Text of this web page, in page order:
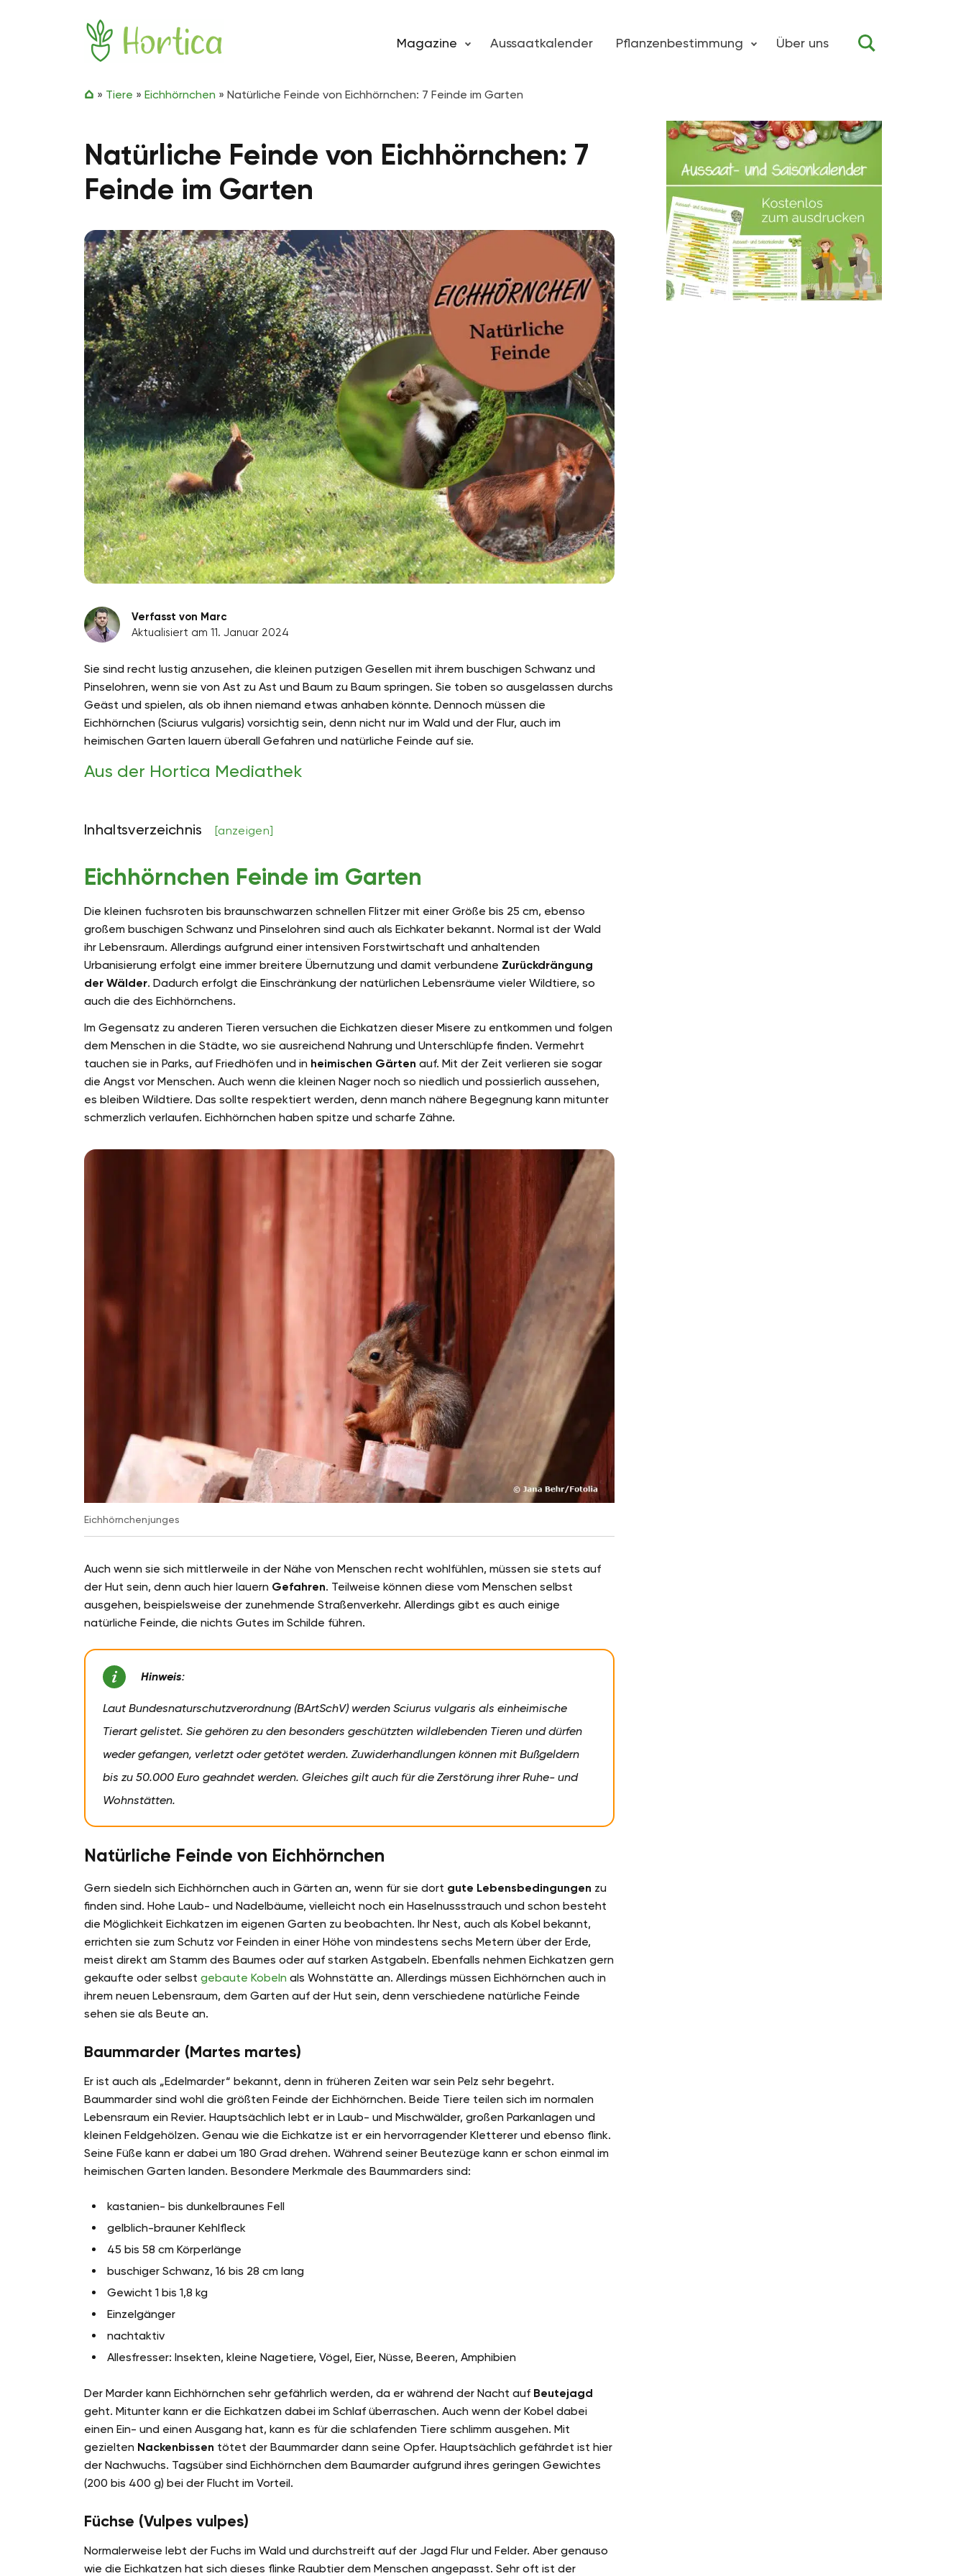
Magazine Aussaatkalender Pflanzenbestimmung Über uns
» Tiere » Eichhörnchen » Natürliche Feinde von Eichhörnchen: 7 Feinde im Garten
Natürliche Feinde von Eichhörnchen: 7
Feinde im Garten
Verfasst von Marc
Aktualisiert am 11. Januar 2024
Sie sind recht lustig anzusehen, die kleinen putzigen Gesellen mit ihrem buschigen Schwanz und
Pinselohren, wenn sie von Ast zu Ast und Baum zu Baum springen. Sie toben so ausgelassen durchs
Geäst und spielen, als ob ihnen niemand etwas anhaben könnte. Dennoch müssen die
Eichhörnchen (Sciurus vulgaris) vorsichtig sein, denn nicht nur im Wald und der Flur, auch im
heimischen Garten lauern überall Gefahren und natürliche Feinde auf sie.
Aus der Hortica Mediathek
Inhaltsverzeichnis [anzeigen]
Eichhörnchen Feinde im Garten
Die kleinen fuchsroten bis braunschwarzen schnellen Flitzer mit einer Größe bis 25 cm, ebenso
großem buschigen Schwanz und Pinselohren sind auch als Eichkater bekannt. Normal ist der Wald
ihr Lebensraum. Allerdings aufgrund einer intensiven Forstwirtschaft und anhaltenden
Urbanisierung erfolgt eine immer breitere Übernutzung und damit verbundene Zurückdrängung
der Wälder. Dadurch erfolgt die Einschränkung der natürlichen Lebensräume vieler Wildtiere, so
auch die des Eichhörnchens.
Im Gegensatz zu anderen Tieren versuchen die Eichkatzen dieser Misere zu entkommen und folgen
dem Menschen in die Städte, wo sie ausreichend Nahrung und Unterschlüpfe finden. Vermehrt
tauchen sie in Parks, auf Friedhöfen und in heimischen Gärten auf. Mit der Zeit verlieren sie sogar
die Angst vor Menschen. Auch wenn die kleinen Nager noch so niedlich und possierlich aussehen,
es bleiben Wildtiere. Das sollte respektiert werden, denn manch nähere Begegnung kann mitunter
schmerzlich verlaufen. Eichhörnchen haben spitze und scharfe Zähne.
Eichhörnchenjunges
Auch wenn sie sich mittlerweile in der Nähe von Menschen recht wohlfühlen, müssen sie stets auf
der Hut sein, denn auch hier lauern Gefahren. Teilweise können diese vom Menschen selbst
ausgehen, beispielsweise der zunehmende Straßenverkehr. Allerdings gibt es auch einige
natürliche Feinde, die nichts Gutes im Schilde führen.
Hinweis:
Laut Bundesnaturschutzverordnung (BArtSchV) werden Sciurus vulgaris als einheimische
Tierart gelistet. Sie gehören zu den besonders geschützten wildlebenden Tieren und dürfen
weder gefangen, verletzt oder getötet werden. Zuwiderhandlungen können mit Bußgeldern
bis zu 50.000 Euro geahndet werden. Gleiches gilt auch für die Zerstörung ihrer Ruhe- und
Wohnstätten.
Natürliche Feinde von Eichhörnchen
Gern siedeln sich Eichhörnchen auch in Gärten an, wenn für sie dort gute Lebensbedingungen zu
finden sind. Hohe Laub- und Nadelbäume, vielleicht noch ein Haselnussstrauch und schon besteht
die Möglichkeit Eichkatzen im eigenen Garten zu beobachten. Ihr Nest, auch als Kobel bekannt,
errichten sie zum Schutz vor Feinden in einer Höhe von mindestens sechs Metern über der Erde,
meist direkt am Stamm des Baumes oder auf starken Astgabeln. Ebenfalls nehmen Eichkatzen gern
gekaufte oder selbst gebaute Kobeln als Wohnstätte an. Allerdings müssen Eichhörnchen auch in
ihrem neuen Lebensraum, dem Garten auf der Hut sein, denn verschiedene natürliche Feinde
sehen sie als Beute an.
Baummarder (Martes martes)
Er ist auch als „Edelmarder“ bekannt, denn in früheren Zeiten war sein Pelz sehr begehrt.
Baummarder sind wohl die größten Feinde der Eichhörnchen. Beide Tiere teilen sich im normalen
Lebensraum ein Revier. Hauptsächlich lebt er in Laub- und Mischwälder, großen Parkanlagen und
kleinen Feldgehölzen. Genau wie die Eichkatze ist er ein hervorragender Kletterer und ebenso flink.
Seine Füße kann er dabei um 180 Grad drehen. Während seiner Beutezüge kann er schon einmal im
heimischen Garten landen. Besondere Merkmale des Baummarders sind:
kastanien- bis dunkelbraunes Fell
gelblich-brauner Kehlfleck
45 bis 58 cm Körperlänge
buschiger Schwanz, 16 bis 28 cm lang
Gewicht 1 bis 1,8 kg
Einzelgänger
nachtaktiv
Allesfresser: Insekten, kleine Nagetiere, Vögel, Eier, Nüsse, Beeren, Amphibien
Der Marder kann Eichhörnchen sehr gefährlich werden, da er während der Nacht auf Beutejagd
geht. Mitunter kann er die Eichkatzen dabei im Schlaf überraschen. Auch wenn der Kobel dabei
einen Ein- und einen Ausgang hat, kann es für die schlafenden Tiere schlimm ausgehen. Mit
gezielten Nackenbissen tötet der Baummarder dann seine Opfer. Hauptsächlich gefährdet ist hier
der Nachwuchs. Tagsüber sind Eichhörnchen dem Baumarder aufgrund ihres geringen Gewichtes
(200 bis 400 g) bei der Flucht im Vorteil.
Füchse (Vulpes vulpes)
Normalerweise lebt der Fuchs im Wald und durchstreift auf der Jagd Flur und Felder. Aber genauso
wie die Eichkatzen hat sich dieses flinke Raubtier dem Menschen angepasst. Sehr oft ist der